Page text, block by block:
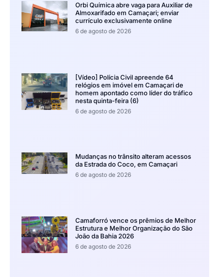
Orbi Química abre vaga para Auxiliar de
Almoxarifado em Camaçari; enviar
currículo exclusivamente online
6 de agosto de 2026
[Vídeo] Polícia Civil apreende 64
relógios em imóvel em Camaçari de
homem apontado como líder do tráfico
nesta quinta-feira (6)
6 de agosto de 2026
Mudanças no trânsito alteram acessos
da Estrada do Coco, em Camaçari
6 de agosto de 2026
Camaforró vence os prêmios de Melhor
Estrutura e Melhor Organização do São
João da Bahia 2026
6 de agosto de 2026